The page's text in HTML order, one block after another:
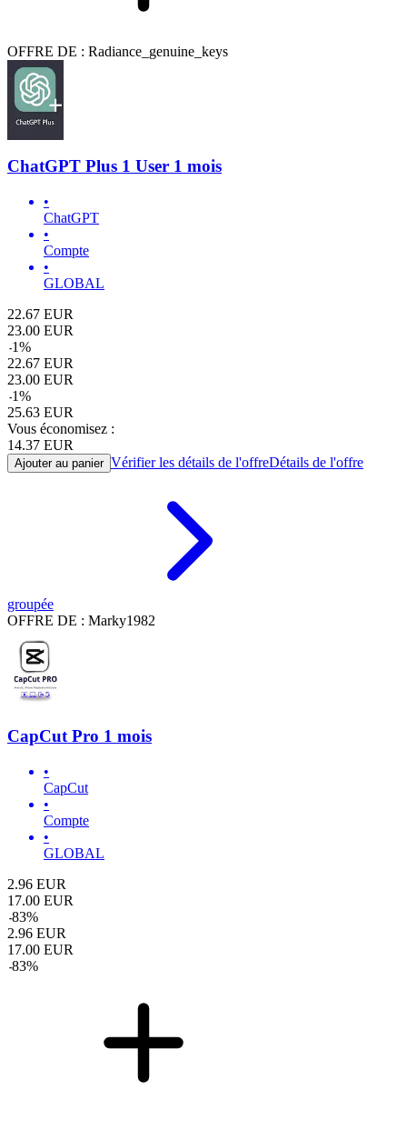
OFFRE DE : Radiance_genuine_keys
ChatGPT Plus 1 User 1 mois
•
ChatGPT
•
Compte
•
GLOBAL
22.67 EUR
23.00 EUR
-1%
22.67 EUR
23.00 EUR
-1%
25.63 EUR
Vous économisez :
14.37 EUR
Ajouter au panier Vérifier les détails de l'offreDétails de l'offre
groupée
OFFRE DE : Marky1982
CapCut Pro 1 mois
•
CapCut
•
Compte
•
GLOBAL
2.96 EUR
17.00 EUR
-83%
2.96 EUR
17.00 EUR
-83%